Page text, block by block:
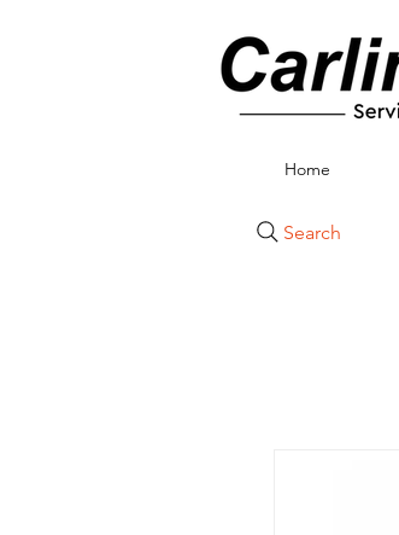
Home
Search